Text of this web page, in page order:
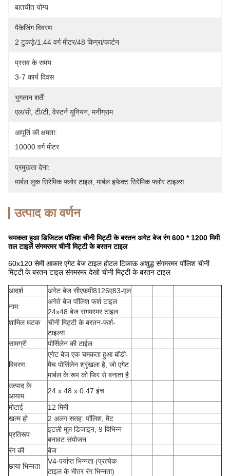
बातचीत योग्य
पैकेजिंग विवरण:
2 टुकड़े/1.44 वर्ग मीटर/48 किग्रा/कार्टन
प्रसव के समय:
3-7 कार्य दिवस
भुगतान शर्तें:
एल/सी, टी/टी, वेस्टर्न यूनियन, मनीग्राम
आपूर्ति की क्षमता:
10000 वर्ग मीटर
प्रमुखता देना:
मार्बल लुक सिरेमिक फ्लोर टाइल, मार्बल इफेक्ट सिरेमिक फ्लोर टाइल्स
उत्पाद का वर्णन
चमकता हुआ डिजिटल पॉलिश चीनी मिट्टी के बरतन अगेट बेज रंग 600 * 1200 मिमी
तल टाइलें संगमरमर चीनी मिट्टी के बरतन टाइल
60x120 सेमी आकार एगेट बेज टाइल होटल टिकाऊ अशुद्ध संगमरमर पॉलिश चीनी
मिट्टी के बरतन टाइल संगमरमर देखो चीनी मिट्टी के बरतन टाइल
आदर्श
अगेट बेज सीएफ़पी8126ए83-एल
नाम:
अगेते बेज पॉलिश फर्श टाइल
24x48 बेज संगमरमर टाइल
शामिल घटक
चीनी मिट्टी के बरतन-फर्श-
टाइल्स
सामग्री
पोर्सिलेन की टाईल
विवरण:
एगेट बेज एक चमकता हुआ बॉडी-
मैच पोर्सिलेन श्रृंखला है, जो एगेट
मार्बल के रूप को फिर से बनाता है
उत्पाद के
आयाम
24 x 48 x 0.47 इंच
मोटाई
12 मिमी
खत्म हो
2 अलग सतह: पॉलिश, मैट
प्रतिरूप
इटली मूल डिजाइन, 9 विभिन्न
बनावट संयोजन
रंग की
बेज
छाया भिन्नता
V4-पर्याप्त भिन्नता (प्रत्येक
टाइल के भीतर रंग भिन्नता)